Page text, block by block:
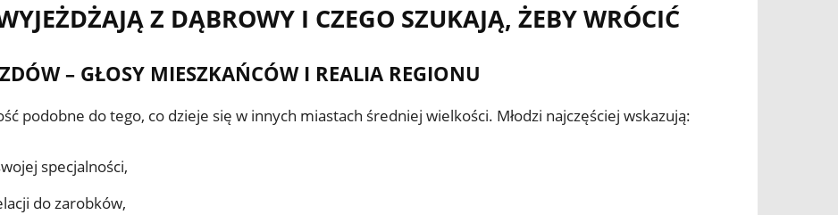
Z DĄBROWY I CZEGO SZUKAJĄ, ŻEBY WRÓCIĆ
– GŁOSY MIESZKAŃCÓW I REALIA REGIONU
podobne do tego, co dzieje się w innych miastach średniej wielkości. Młodzi najczęściej wskazują:
specjalności,
do zarobków,